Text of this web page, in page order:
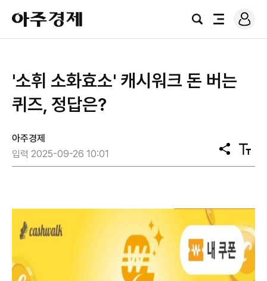
아
주
경
검
전
로
그
'소휘 소화효소' 캐시워크 돈 버는
퀴즈, 정답은?
아주경제
입력 2025-09-26 10:01
공
유
텍
스